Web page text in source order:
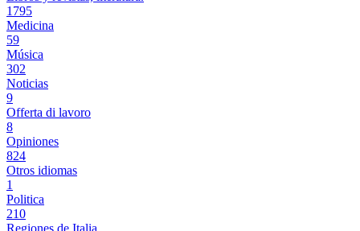
1795
Medicina
59
Música
302
Noticias
9
Offerta di lavoro
8
Opiniones
824
Otros idiomas
1
Politica
210